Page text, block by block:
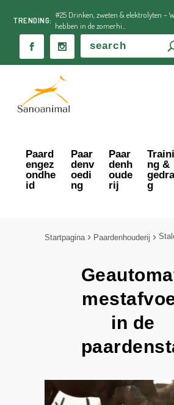
TRENDING:
#25 Drinken, zweten & elektrolyten –
hebben in de zomerhi...
Paard
engez
ondhe
id
Paar
denv
oedi
ng
Paar
denh
oude
rij
Traini
ng &
gedra
g
Startpagina Paardenhouderij
in de